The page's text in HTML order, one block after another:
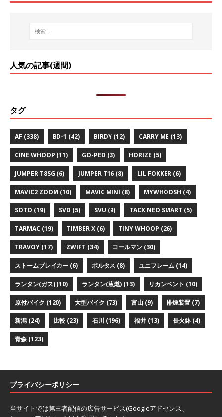
人気の記事(週間)
タグ
AF (338) BD-1 (42) BIRDY (12) CARRY ME (13)
CINE WHOOP (11) GO-PED (3) HORIZE (5)
JUMPER T8SG (6) JUMPER T16 (8) LIL FOKKER (6)
MAVIC2 ZOOM (10) MAVIC MINI (8) MYWHOOSH (4)
SOTO (19) SVD (5) SVU (9) TACX NEO SMART (5)
TARMAC (19) TIMBER X (6) TINY WHOOP (26)
TRAVOY (17) ZWIFT (34) コールマン (30)
ストームブレイカー (6) ポルタス (8) ユニフレーム (14)
ランタン(ガス) (10) ランタン(液燃) (13) リカンベント (10)
原付バイク (120) 大型バイク (73) 富山 (9) 排煙装置 (7)
新潟 (24) 比較 (23) 石川 (196) 福井 (13) 長火鉢 (4)
青森 (123)
プライバシーポリシー
当サイトでは第三者配信の広告サービス(Googleアドセンス、